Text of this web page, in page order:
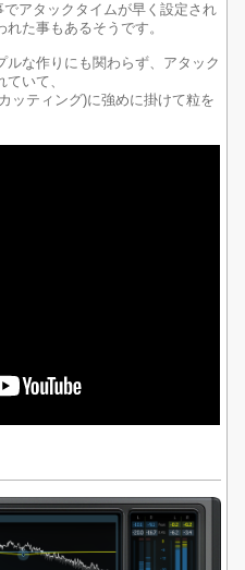
アタックタイムが早く設定され
た事もあるそうです。
な作りにも関わらず、アタック
いて、
ッティング)に強めに掛けて粒を